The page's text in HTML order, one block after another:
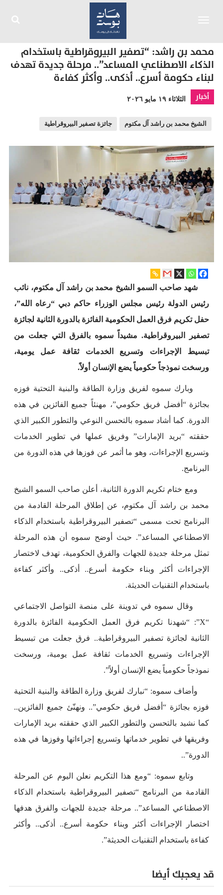
محمد بن راشد: “تصفير البيروقراطية باستخدام
الذكاء الاصطناعي المساعد”.. مرحلة جديدة تهدف
لبناء حكومة أسرع.. أذكى.. وأكثر كفاءة
أخبار الثلاثاء ١٩ مايو ٢٠٢٦
الشيخ محمد بن راشد آل مكتوم جائزة تصفير البيروقراطية
شهد صاحب السمو الشيخ محمد بن راشد آل مكتوم، نائب
رئيس الدولة رئيس مجلس الوزراء حاكم دبي “رعاه الله”،
حفل تكريم فرق العمل الحكومية الفائزة بالدورة الثانية لجائزة
تصفير البيروقراطية. مشيداً سموه بالفرق التي جعلت من
تبسيط الإجراءات وتسريع الخدمات ثقافة عمل يومية،
ورسخت نموذجاً حكومياً يضع الإنسان أولاً.
وبارك سموه لفريق وزارة الطاقة والبنية التحتية فوزه
بجائزة “أفضل فريق حكومي”، مهنئاً جميع الفائزين في هذه
الدورة. كما أشاد سموه بالتحسن النوعي والتطور الكبير الذي
حققته “بريد الإمارات” وفريق عملها في تطوير الخدمات
وتسريع الإجراءات، وهو ما أثمر عن فوزها في هذه الدورة من
البرنامج.
ومع ختام تكريم الدورة الثانية، أعلن صاحب السمو الشيخ
محمد بن راشد آل مكتوم، عن إطلاق المرحلة القادمة من
البرنامج تحت مسمى “تصفير البيروقراطية باستخدام الذكاء
الاصطناعي المساعد”. حيث أوضح سموه أن هذه المرحلة
تمثل مرحلة جديدة للجهات والفرق الحكومية، تهدف لاختصار
الإجراءات أكثر وبناء حكومة أسرع.. أذكى.. وأكثر كفاءة
باستخدام التقنيات الحديثة.
وقال سموه في تدوينة على منصة التواصل الاجتماعي
“X”: “شهدنا تكريم فرق العمل الحكومية الفائزة بالدورة
الثانية لجائزة تصفير البيروقراطية.. فرق جعلت من تبسيط
الإجراءات وتسريع الخدمات ثقافة عمل يومية، ورسخت
نموذجاً حكومياً يضع الإنسان أولاً”.
وأضاف سموه: “نبارك لفريق وزارة الطاقة والبنية التحتية
فوزه بجائزة “أفضل فريق حكومي”.. ونهنّئ جميع الفائزين..
كما نشيد بالتحسن والتطور الكبير الذي حققته بريد الإمارات
وفريقها في تطوير خدماتها وتسريع إجراءاتها وفوزها في هذه
الدورة”..
وتابع سموه: “ومع هذا التكريم نعلن اليوم عن المرحلة
القادمة من البرنامج “تصفير البيروقراطية باستخدام الذكاء
الاصطناعي المساعد”.. مرحلة جديدة للجهات والفرق هدفها
اختصار الإجراءات أكثر وبناء حكومة أسرع.. أذكى.. وأكثر
كفاءة باستخدام التقنيات الحديثة”.
قد يعجبك أيضا